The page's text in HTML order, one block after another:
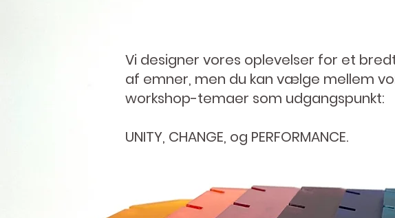
Vi designer vores oplevelser for et
af emner, men du kan vælge mellem
workshop-temaer som udgangspunkt:
UNITY, CHANGE, og PERFORMANCE.